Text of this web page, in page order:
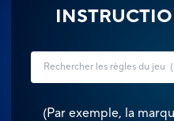
(Par exemple, la